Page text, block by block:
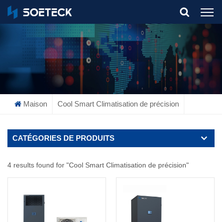
What Are You Looking For?
Maison Cool Smart Climatisation de précision
CATÉGORIES DE PRODUITS
4 results found for "Cool Smart Climatisation de précision"